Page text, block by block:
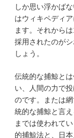
しか思い浮かば
はウィキペディ
ます。それから
採用されたのが
しょう。
伝統的な捕鯨と
い、人間の力で
のです。または
統的な捕鯨と言
までは使われて
的捕鯨法と、日